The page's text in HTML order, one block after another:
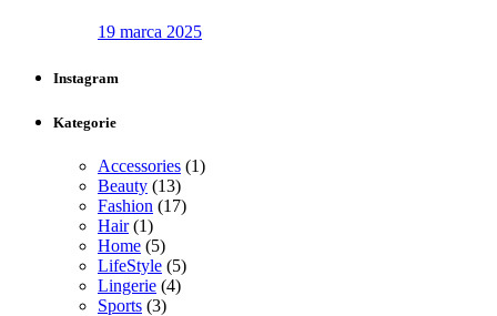
19 marca 2025
Instagram
Kategorie
Accessories (1)
Beauty (13)
Fashion (17)
Hair(1)
Home (5)
LifeStyle (5)
Lingerie (4)
Sports (3)